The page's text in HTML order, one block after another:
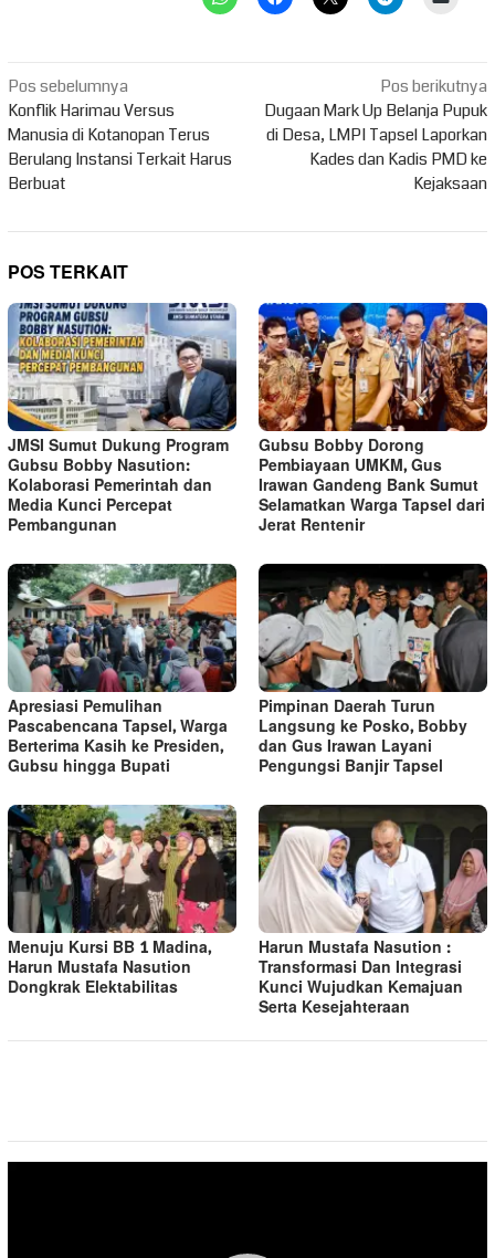
Navigasi
pos
Pos sebelumnya
Konflik Harimau Versus
Manusia di Kotanopan Terus
Berulang Instansi Terkait Harus
Berbuat
Pos berikutnya
Dugaan Mark Up Belanja Pupuk
di Desa, LMPI Tapsel Laporkan
Kades dan Kadis PMD ke
Kejaksaan
POS TERKAIT
JMSI Sumut Dukung Program
Gubsu Bobby Nasution:
Kolaborasi Pemerintah dan
Media Kunci Percepat
Pembangunan
Gubsu Bobby Dorong
Pembiayaan UMKM, Gus
Irawan Gandeng Bank Sumut
Selamatkan Warga Tapsel dari
Jerat Rentenir
Apresiasi Pemulihan
Pascabencana Tapsel, Warga
Berterima Kasih ke Presiden,
Gubsu hingga Bupati
Pimpinan Daerah Turun
Langsung ke Posko, Bobby
dan Gus Irawan Layani
Pengungsi Banjir Tapsel
Menuju Kursi BB 1 Madina,
Harun Mustafa Nasution
Dongkrak Elektabilitas
Harun Mustafa Nasution :
Transformasi Dan Integrasi
Kunci Wujudkan Kemajuan
Serta Kesejahteraan